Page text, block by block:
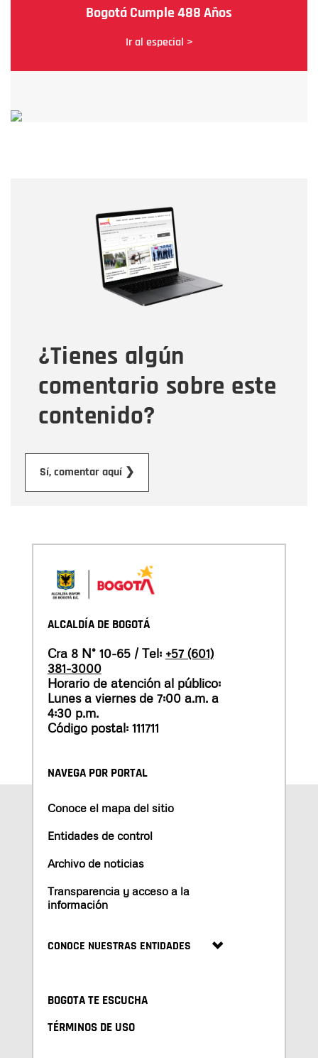
Bogotá Cumple 488 Años
Ir al especial >
¿Tienes algún
comentario sobre este
contenido?
Sí, comentar aquí ❯
Correo electrónico
Tipo de comentario
Mensaje
ALCALDÍA DE BOGOTÁ
Cra 8 N° 10-65 / Tel: +57 (601)
381-3000
Horario de atención al público:
Lunes a viernes de 7:00 a.m. a
4:30 p.m.
Código postal: 111711
NAVEGA POR PORTAL
Conoce el mapa del sitio
Entidades de control
Archivo de noticias
Transparencia y acceso a la
información
CONOCE NUESTRAS ENTIDADES
BOGOTA TE ESCUCHA
TÉRMINOS DE USO